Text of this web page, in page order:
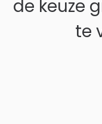
de keuze
te